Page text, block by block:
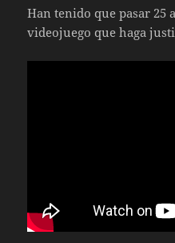
Han tenido que pasar 25
videojuego que haga